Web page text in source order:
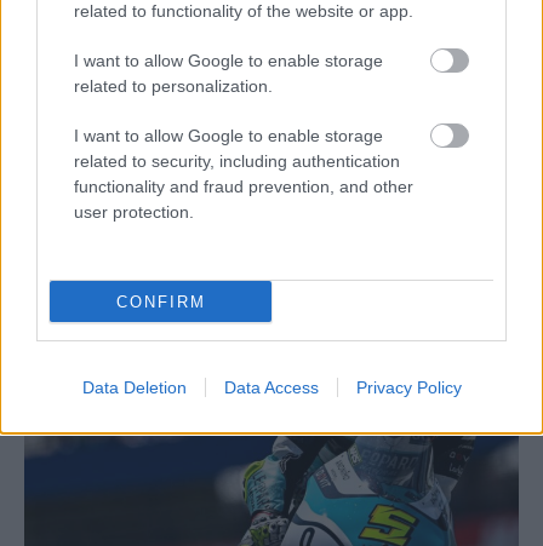
related to functionality of the website or app.
I want to allow Google to enable storage
related to personalization.
I want to allow Google to enable storage
related to security, including authentication
functionality and fraud prevention, and other
user protection.
CONFIRM
Data Deletion Data Access Privacy Policy
Drámai utolsó körös bukások és rendkívül
as futamot
Sebők Máté